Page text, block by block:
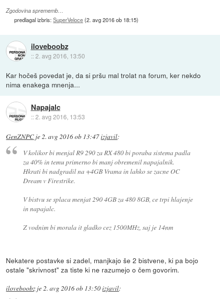
Zgodovina sprememb…
predlagal izbris:SuperVeloce(2. avg 2016 ob 18:15)
iloveboobz
::2. avg 2016, 13:50
Kar hočeš povedat je, da si pršu mal trolat na forum, ker nekdo
nima enakega mnenja...
Napajalc
::2. avg 2016, 13:53
GenZNPCje 2. avg 2016 ob 13:47izjavil:
V kolikor bi menjal R9 290 za RX 480 bi poraba sistema padla
za 40% in temu primerno bi manj obremenil napajalnik.
Hkrati bi nadgradil na +4GB Vrama in lahko se zacne OC
Dream v Firestrike.
V bistvu se splaca menjat 290 4GB za 480 8GB, ce trpi hlajenje
in napajalc.
Z vodnim bi morala it gladko cez 1500MHz, saj je 14nm
Nekatere postavke si zadel, manjkajo še 2 bistvene, ki pa bojo
ostale "skrivnost" za tiste ki ne razumejo o čem govorim.
iloveboobz je2. avg 2016 ob 13:50izjavil: